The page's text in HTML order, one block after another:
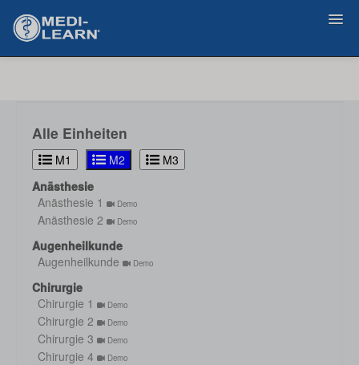
Alle Einheiten
M1 M2
M3
Anästhesie
Anästhesie 1
Demo
Anästhesie 2 Demo
Augenheilkunde
Augenheilkunde
Demo
Chirurgie
Chirurgie 1
Demo
Chirurgie 2 Demo
Chirurgie 3 Demo
Chirurgie 4 Demo